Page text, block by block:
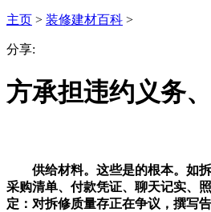
主页 > 装修建材百科 >
分享:
方承担违约义务
供给材料。这些是的根本。如拆
采购清单、付款凭证、聊天记实、
定：对拆修质量存正在争议，撰写